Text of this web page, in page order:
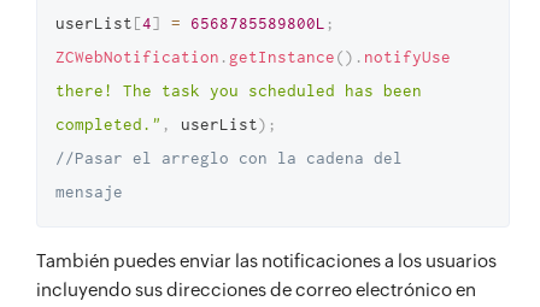
userList[4] = 6568785589800L ;
ZCWebNotification . getInstance() . notifyUser
there! The task you scheduled has been
completed." , userList) ;
//Pasar el arreglo con la cadena del
mensaje
También puedes enviar las notificaciones a los usuarios
incluyendo sus direcciones de correo electrónico en